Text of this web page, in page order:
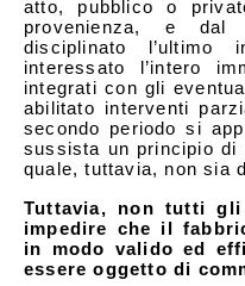
atto, pubblico o
provenienza, e
disciplinato l’ultimo
interessato l’intero
integrati con gli
abilitato interventi
secondo periodo si
sussista un principio di
quale, tuttavia, non sia
Tuttavia, non tutti
impedire che il
in modo valido ed
essere oggetto di